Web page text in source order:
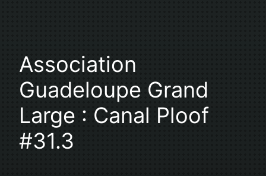
Association
Guadeloupe Grand
Large : Canal Ploof
#31.3